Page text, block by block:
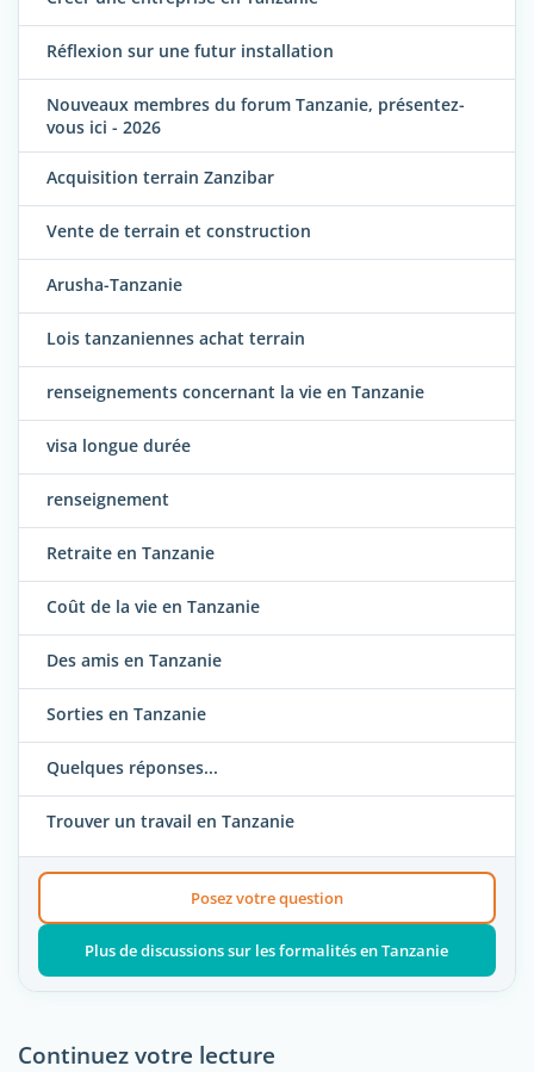
Réflexion sur une futur installation
Nouveaux membres du forum Tanzanie, présentez-
vous ici - 2026
Acquisition terrain Zanzibar
Vente de terrain et construction
Arusha-Tanzanie
Lois tanzaniennes achat terrain
renseignements concernant la vie en Tanzanie
visa longue durée
renseignement
Retraite en Tanzanie
Coût de la vie en Tanzanie
Des amis en Tanzanie
Sorties en Tanzanie
Quelques réponses...
Trouver un travail en Tanzanie
Posez votre question
Plus de discussions sur les formalités en Tanzanie
Continuez votre lecture